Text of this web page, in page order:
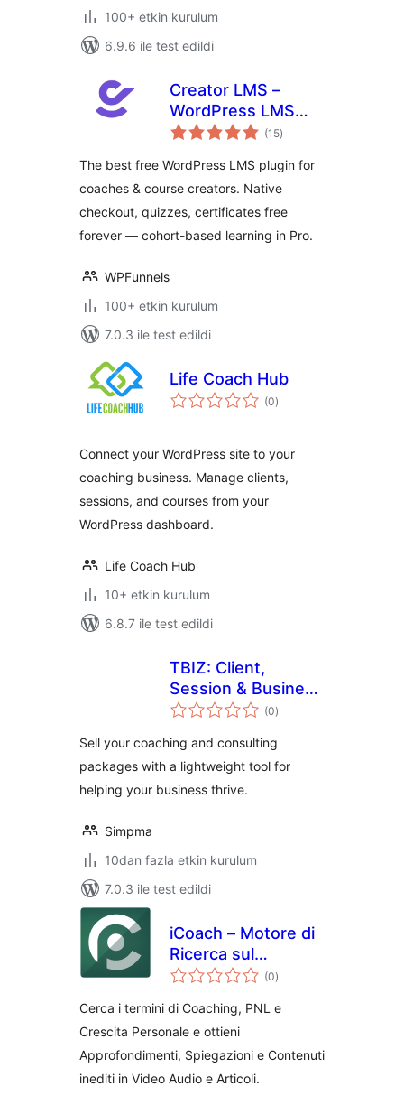
100+ etkin kurulum
6.9.6 ile test edildi
Creator LMS –
WordPress LMS
Plugin for Coaches,
Creators
(15toplam
puan
)
The best free WordPress LMS plugin for
coaches & course creators. Native
checkout, quizzes, certificates free
forever — cohort-based learning in Pro.
WPFunnels
100+ etkin kurulum
7.0.3 ile test edildi
Life Coach Hub
(0toplam
puan
)
Connect your WordPress site to your
coaching business. Manage clients,
sessions, and courses from your
WordPress dashboard.
Life Coach Hub
10+ etkin kurulum
6.8.7 ile test edildi
TBIZ: Client,
Session & Business
Manager
(0toplam
puan
)
Sell your coaching and consulting
packages with a lightweight tool for
helping your business thrive.
Simpma
10dan fazla etkin kurulum
7.0.3 ile test edildi
iCoach – Motore di
Ricerca sul
Coaching
(0toplam
puan
)
Cerca i termini di Coaching, PNL e
Crescita Personale e ottieni
Approfondimenti, Spiegazioni e Contenuti
inediti in Video Audio e Articoli.